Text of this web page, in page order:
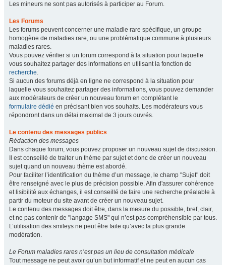
Les mineurs ne sont pas autorisés à participer au Forum.
Les Forums
Les forums peuvent concerner une maladie rare spécifique, un groupe
homogène de maladies rare, ou une problématique commune à plusieurs
maladies rares.
Vous pouvez vérifier si un forum correspond à la situation pour laquelle
vous souhaitez partager des informations en utilisant la fonction de
recherche.
Si aucun des forums déjà en ligne ne correspond à la situation pour
laquelle vous souhaitez partager des informations, vous pouvez demander
aux modérateurs de créer un nouveau forum en complétant le
formulaire dédié en précisant bien vos souhaits. Les modérateurs vous
répondront dans un délai maximal de 3 jours ouvrés.
Le contenu des messages publics
Rédaction des messages
Dans chaque forum, vous pouvez proposer un nouveau sujet de discussion.
Il est conseillé de traiter un thème par sujet et donc de créer un nouveau
sujet quand un nouveau thème est abordé.
Pour faciliter l’identification du thème d’un message, le champ "Sujet" doit
être renseigné avec le plus de précision possible. Afin d'assurer cohérence
et lisibilité aux échanges, il est conseillé de faire une recherche préalable à
partir du moteur du site avant de créer un nouveau sujet.
Le contenu des messages doit être, dans la mesure du possible, bref, clair,
et ne pas contenir de "langage SMS" qui n’est pas compréhensible par tous.
L’utilisation des smileys ne peut être faite qu’avec la plus grande
modération.
Le Forum maladies rares n’est pas un lieu de consultation médicale
Tout message ne peut avoir qu’un but informatif et ne peut en aucun cas